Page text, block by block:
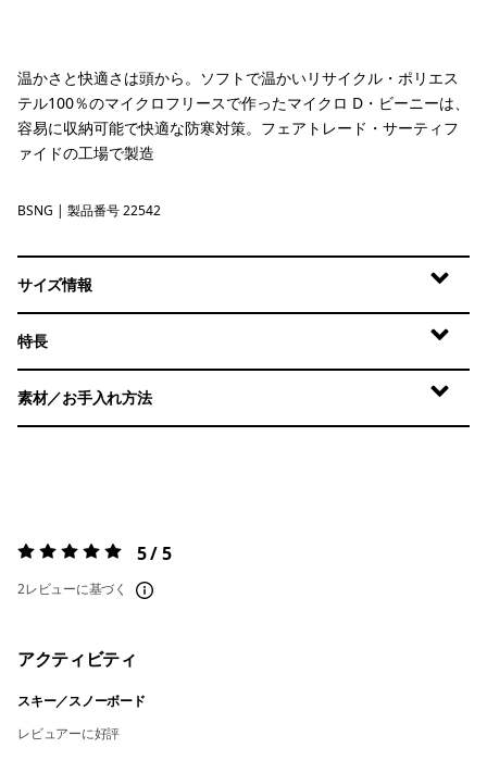
温かさと快適さは頭から。ソフトで温かいリサイクル・ポリエス
テル100％のマイクロフリースで作ったマイクロ D・ビーニーは、
容易に収納可能で快適な防寒対策。フェアトレード・サーティフ
ァイドの工場で製造
Basin Green
BSNG | 製品番号 22542
サイズ情報
特長
素材／お手入れ方法
評価:5 / 5 5 / 5
2レビューに基づく
アクティビティ
スキー／スノーボード
レビュアーに好評